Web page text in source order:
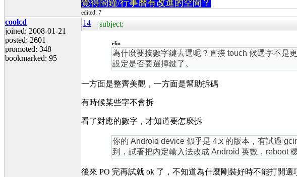
覺得鬧鐘/行事曆有改進的空間？
edited: 7
coolcd
joined: 2008-01-21
posted: 2601
promoted: 348
bookmarked: 95
14 subject:
eliu
為什麼要按數字鍵去選呢？直接 touch 候選字不是
設定是否要選擇鍵了。
一方面是整齊美觀，一方面是幫助拆碼
有時候某些字不會拆
看了對應的數字，才知道要怎麼拆
你的 Android device 似乎是 4.x 的版本，有試過
到，試著把內定輸入法改成 Android 英數，reboot
後來 PO 完再試就 ok 了，不知道為什麼剛裝好時不能打開選